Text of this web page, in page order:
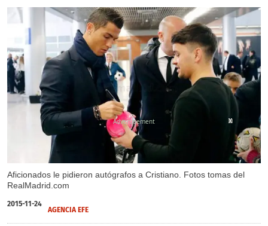
Aficionados le pidieron autógrafos a Cristiano. Fotos tomas del
RealMadrid.com
X
X
X
2015-11-24
AGENCIA EFE